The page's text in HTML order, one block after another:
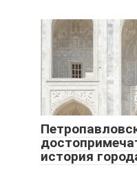
история